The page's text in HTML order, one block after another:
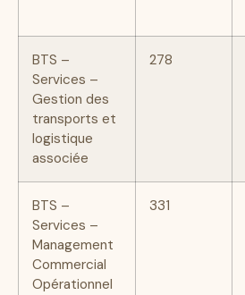
BTS –
Services –
Gestion des
transports et
logistique
associée
278
BTS –
Services –
Management
Commercial
Opérationnel
331